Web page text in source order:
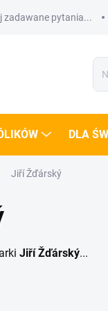
zadawane pytania...
DLA
Jiří Žďárský
Jiří Žďárský...